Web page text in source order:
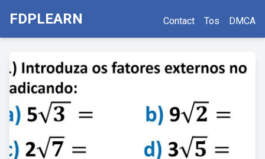
FDPLEARN Contact Tos DMCA